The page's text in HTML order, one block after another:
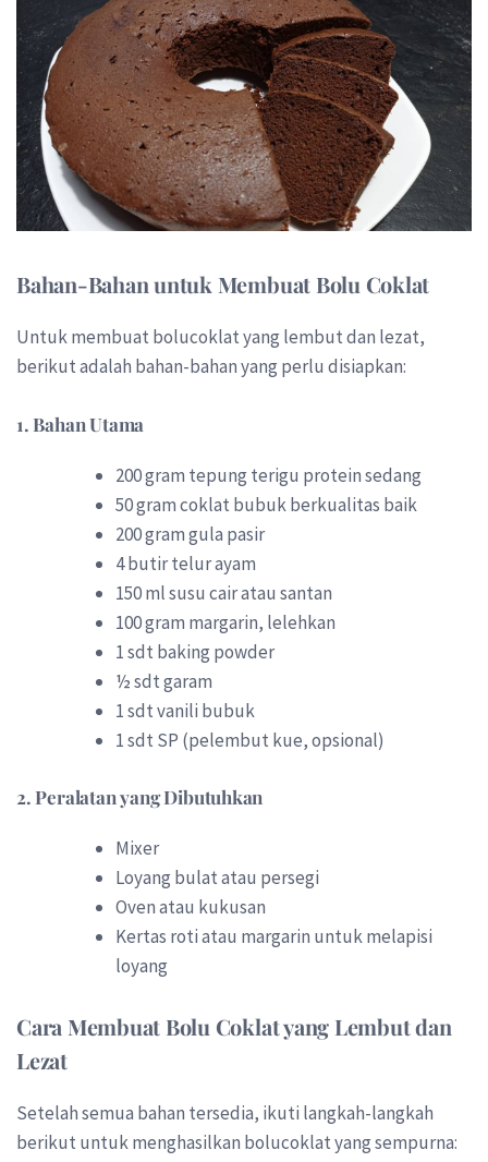
Bahan-Bahan untuk Membuat Bolu Coklat
Untuk membuat bolucoklat yang lembut dan lezat,
berikut adalah bahan-bahan yang perlu disiapkan:
1. Bahan Utama
200 gram tepung terigu protein sedang
50 gram coklat bubuk berkualitas baik
200 gram gula pasir
4 butir telur ayam
150 ml susu cair atau santan
100 gram margarin, lelehkan
1 sdt baking powder
½ sdt garam
1 sdt vanili bubuk
1 sdt SP (pelembut kue, opsional)
2. Peralatan yang Dibutuhkan
Mixer
Loyang bulat atau persegi
Oven atau kukusan
Kertas roti atau margarin untuk melapisi
loyang
Cara Membuat Bolu Coklat yang Lembut dan
Lezat
Setelah semua bahan tersedia, ikuti langkah-langkah
berikut untuk menghasilkan bolucoklat yang sempurna: